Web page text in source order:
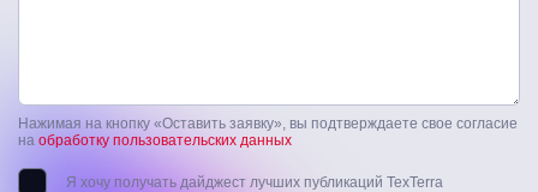
Нажимая на кнопку «Оставить заявку», вы подтверждаете свое согласие
на обработку пользовательских данных
Я хочу получать дайджест лучших публикаций TexTerra